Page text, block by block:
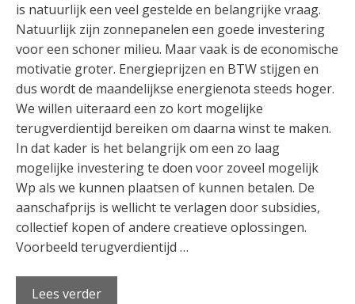
is natuurlijk een veel gestelde en belangrijke vraag.
Natuurlijk zijn zonnepanelen een goede investering
voor een schoner milieu. Maar vaak is de economische
motivatie groter. Energieprijzen en BTW stijgen en
dus wordt de maandelijkse energienota steeds hoger.
We willen uiteraard een zo kort mogelijke
terugverdientijd bereiken om daarna winst te maken.
In dat kader is het belangrijk om een zo laag
mogelijke investering te doen voor zoveel mogelijk
Wp als we kunnen plaatsen of kunnen betalen. De
aanschafprijs is wellicht te verlagen door subsidies,
collectief kopen of andere creatieve oplossingen.
Voorbeeld terugverdientijd …
Lees verder